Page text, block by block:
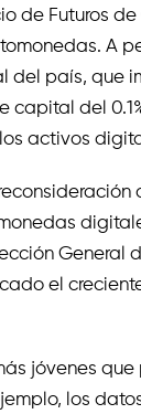
de Futuros
A
país, que
capital del
activos
General
el
jóvenes
los